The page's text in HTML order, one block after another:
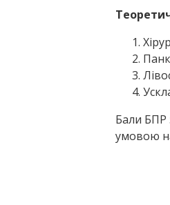
Бали БПР
умовою